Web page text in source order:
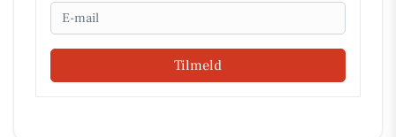
Email
Tilmeld